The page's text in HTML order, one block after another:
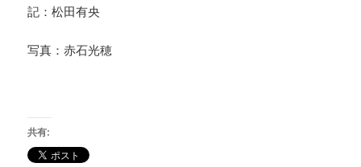
記：松田有央
写真：赤石光穂
共有: